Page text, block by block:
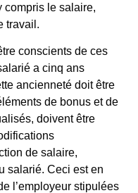
compris le salaire,
travail.
conscients de ces
a cinq ans
ancienneté doit être
de bonus et de
doivent être
de salaire,
salarié. Ceci est en
l’employeur stipulées